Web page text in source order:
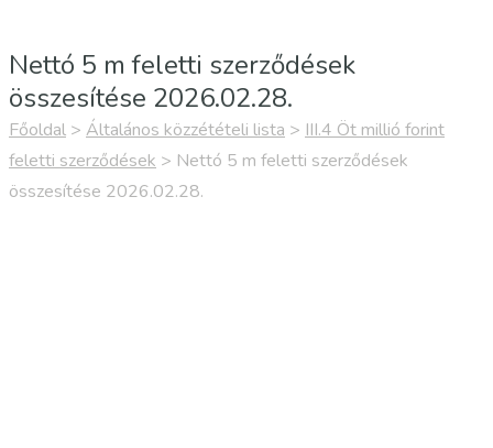
Nettó 5 m feletti szerződések
összesítése 2026.02.28.
Főoldal > Általános közzétételi lista > III.4 Öt millió forint
feletti szerződések > Nettó 5 m feletti szerződések
összesítése 2026.02.28.